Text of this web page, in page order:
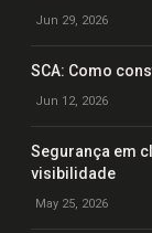
Jun 29, 2026
SCA: Como
Jun 12, 2026
Segurança em
visibilidade
May 25, 2026